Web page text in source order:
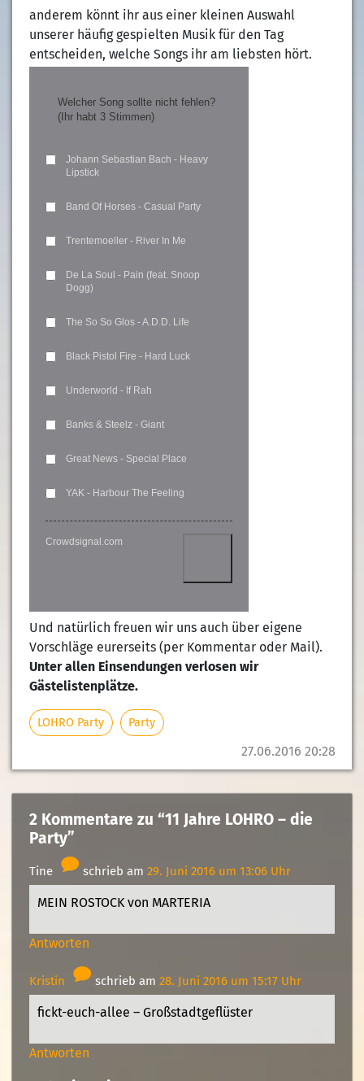
27.06.2016 20:28
anderem könnt ihr aus einer kleinen Auswahl
unserer häufig gespielten Musik für den Tag
entscheiden, welche Songs ihr am liebsten hört.
Welcher Song sollte nicht fehlen?
(Ihr habt 3 Stimmen)
Johann Sebastian Bach - Heavy
Lipstick
Band Of Horses - Casual Party
Trentemoeller - River In Me
De La Soul - Pain (feat. Snoop
Dogg)
The So So Glos - A.D.D. Life
Black Pistol Fire - Hard Luck
Underworld - If Rah
Banks & Steelz - Giant
Great News - Special Place
YAK - Harbour The Feeling
Crowdsignal.com
Und natürlich freuen wir uns auch über eigene
Vorschläge eurerseits (per Kommentar oder Mail).
Unter allen Einsendungen verlosen wir
Gästelistenplätze.
LOHRO Party Party
2 Kommentare zu “11 Jahre LOHRO – die
Party”
Tine schrieb am 29. Juni 2016 um 13:06 Uhr
MEIN ROSTOCK von MARTERIA
Antworten
Kristin schrieb am 28. Juni 2016 um 15:17 Uhr
fickt-euch-allee – Großstadtgeflüster
Antworten